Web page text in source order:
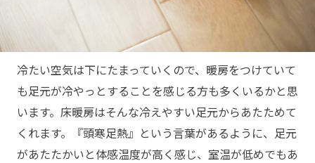
冷たい空気は下にたまっていくので、暖房をつけていて
も足元が冷やっとすることを感じる方も多くいるかと思
います。床暖房はそんな冷えやすい足元からあたためて
くれます。『頭寒足熱』という言葉があるように、足元
があたたかいと体感温度が高く感じ、室温が低めでもあ